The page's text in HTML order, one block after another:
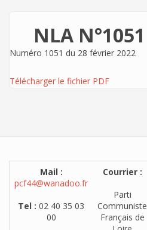
NLA N°1051
Numéro 1051 du 28 février 2022
Télécharger le fichier PDF
Mail :
pcf44@wanadoo.fr
Tel : 02 40 35 03
00
Courrier :
Parti
Communiste
Français de